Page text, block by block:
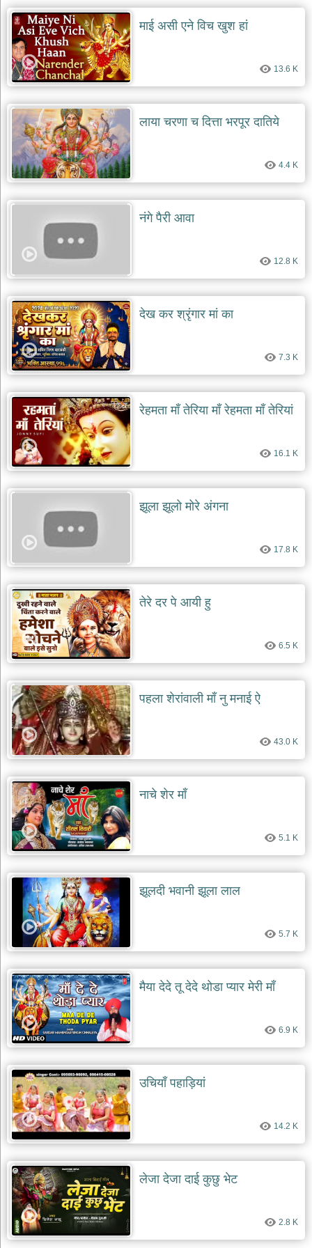
माई असी एने विच खुश हां
13.6 K
लाया चरणा च दित्ता भरपूर दातिये
4.4 K
नंगे पैरी आवा
12.8 K
देख कर श्रृंगार मां का
7.3 K
रेहमता माँ तेरिया माँ रेहमता माँ तेरियां
16.1 K
झूला झूलो मोरे अंगना
17.8 K
तेरे दर पे आयी हु
6.5 K
पहला शेरांवाली माँ नु मनाई ऐ
43.0 K
नाचे शेर माँ
5.1 K
झूलदी भवानी झूला लाल
5.7 K
मैया देदे तू देदे थोडा प्यार मेरी माँ
6.9 K
उचियाँ पहाड़ियां
14.2 K
लेजा देजा दाई कुछु भेट
2.8 K